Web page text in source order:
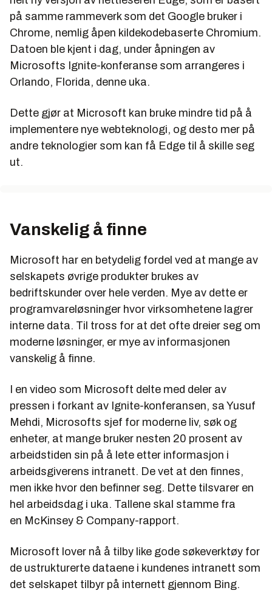
på samme rammeverk som det Google bruker i
Chrome, nemlig åpen kildekodebaserte Chromium.
Datoen ble kjent i dag, under åpningen av
Microsofts Ignite-konferanse som arrangeres i
Orlando, Florida, denne uka.
Dette gjør at Microsoft kan bruke mindre tid på å
implementere nye webteknologi, og desto mer på
andre teknologier som kan få Edge til å skille seg
ut.
Vanskelig å finne
Microsoft har en betydelig fordel ved at mange av
selskapets øvrige produkter brukes av
bedriftskunder over hele verden. Mye av dette er
programvareløsninger hvor virksomhetene lagrer
interne data. Til tross for at det ofte dreier seg om
moderne løsninger, er mye av informasjonen
vanskelig å finne.
I en video som Microsoft delte med deler av
pressen i forkant av Ignite-konferansen, sa Yusuf
Mehdi, Microsofts sjef for moderne liv, søk og
enheter, at mange bruker nesten 20 prosent av
arbeidstiden sin på å lete etter informasjon i
arbeidsgiverens intranett. De vet at den finnes,
men ikke hvor den befinner seg. Dette tilsvarer en
hel arbeidsdag i uka. Tallene skal stamme fra
en McKinsey & Company-rapport.
Microsoft lover nå å tilby like gode søkeverktøy for
de ustrukturerte dataene i kundenes intranett som
det selskapet tilbyr på internett gjennom Bing.